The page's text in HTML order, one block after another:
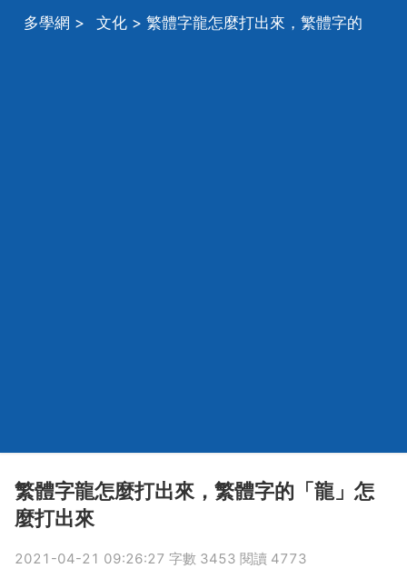
多學網 > 文化 > 繁體字龍怎麼打出來，繁體字的
繁體字龍怎麼打出來，繁體字的「龍」怎
麼打出來
2021-04-21 09:26:27 字數 3453 閱讀 4773